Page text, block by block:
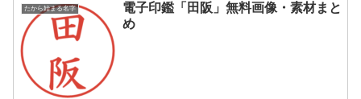
たから始まる名字
電子印鑑「田阪」無料画像・素材まと
め